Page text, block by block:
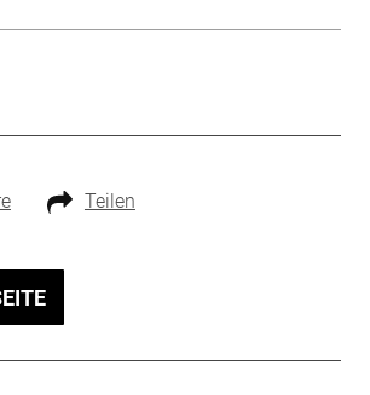
Teilen